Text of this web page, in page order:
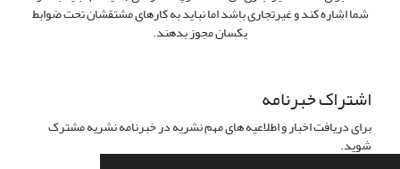
شما اشاره کند و غیرتجاری باشد اما نباید به کارهای مشتقشان تحت ضوابط
یکسان مجوز بدهند.
اشتراک خبرنامه
برای دریافت اخبار و اطلاعیه های مهم نشریه در خبرنامه نشریه مشترک
شوید.